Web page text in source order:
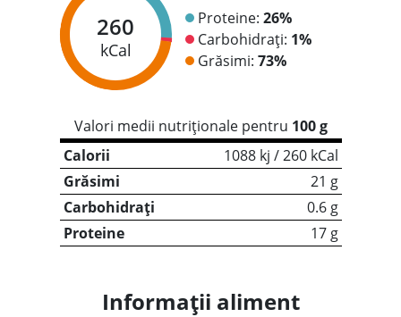
260
kCal
Proteine: 26%
Carbohidrați: 1%
Grăsimi: 73%
Valori medii nutriționale pentru 100 g
Calorii
1088 kj / 260 kCal
Grăsimi
21 g
Carbohidrați
0.6 g
Proteine
17 g
Informații aliment